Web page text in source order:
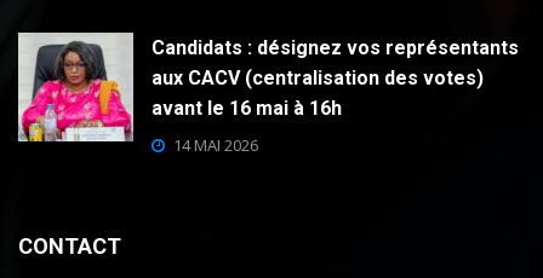
Candidats : désignez vos représentants
aux CACV (centralisation des votes)
avant le 16 mai à 16h
14 MAI 2026
CONTACT